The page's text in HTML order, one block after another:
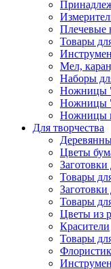
Плечевые
Товары
Мел,
Наборы
Ножницы
Ножницы
Ножницы
Для творчества
Цветы
Товары
Товары
Цветы из
Красители
Товары